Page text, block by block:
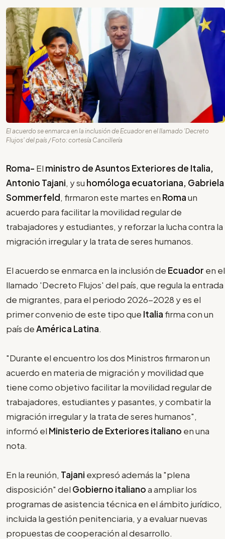
El acuerdo se enmarca en la inclusión de Ecuador en el llamado 'Decreto
Flujos' del país / Foto: cortesía Cancillería
Roma- El ministro de Asuntos Exteriores de Italia,
Antonio Tajani, y su homóloga ecuatoriana, Gabriela
Sommerfeld, firmaron este martes en Romaun
acuerdo para facilitar la movilidad regular de
trabajadores y estudiantes, y reforzar la lucha contra la
migración irregular y la trata de seres humanos.
El acuerdo se enmarca en la inclusión de Ecuador en el
llamado 'Decreto Flujos' del país, que regula la entrada
de migrantes, para el periodo 2026-2028 y es el
primer convenio de este tipo que Italia firma con un
país deAmérica Latina.
"Durante el encuentro los dos Ministros firmaron un
acuerdo en materia de migración y movilidad que
tiene como objetivo facilitar la movilidad regular de
trabajadores, estudiantes y pasantes, y combatir la
migración irregular y la trata de seres humanos",
informó el Ministerio de Exteriores italiano en una
nota.
En la reunión, Tajani expresó además la "plena
disposición" del Gobierno italianoa ampliar los
programas de asistencia técnica en el ámbito jurídico,
incluida la gestión penitenciaria, y a evaluar nuevas
propuestas de cooperación al desarrollo.